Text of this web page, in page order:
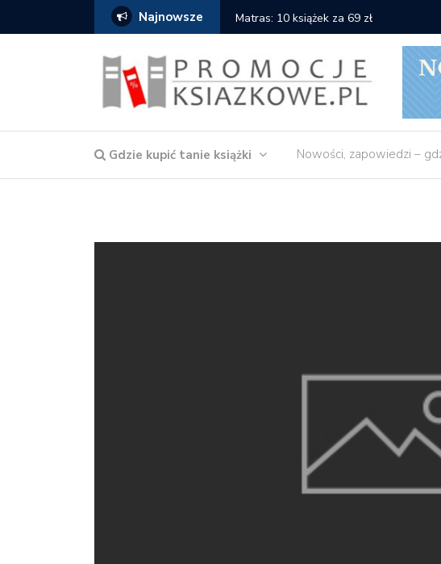
Najnowsze Matras: 10 książek za 69 zł
Gdzie kupić tanie książki Nowości, zapowiedzi –